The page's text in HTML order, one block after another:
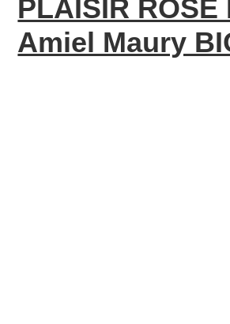
PLAISIR ROSE
Amiel Maury